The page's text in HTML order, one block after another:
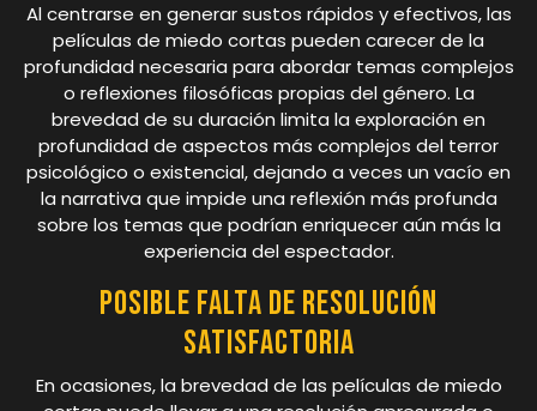
Al centrarse en generar sustos rápidos y efectivos, las
películas de miedo cortas pueden carecer de la
profundidad necesaria para abordar temas complejos
o reflexiones filosóficas propias del género. La
brevedad de su duración limita la exploración en
profundidad de aspectos más complejos del terror
psicológico o existencial, dejando a veces un vacío en
la narrativa que impide una reflexión más profunda
sobre los temas que podrían enriquecer aún más la
experiencia del espectador.
Posible falta de resolución
satisfactoria
En ocasiones, la brevedad de las películas de miedo